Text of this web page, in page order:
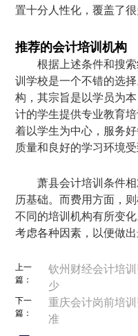
置十分人性化，覆盖了
推荐的会计培训机构
根据上述条件和搜
训学校是一个不错的选
构，其宗旨是以学员为
计的学生提供专业教育
着以学生为中心，服务
质量和良好的学习环境
萧县会计培训条件
历基础。而费用方面，
不同的培训机构有所变
考虑各种因素，以便做出
上一
篇：
钦州财经会计培
少
下一
篇：
重庆会计岗前培
准